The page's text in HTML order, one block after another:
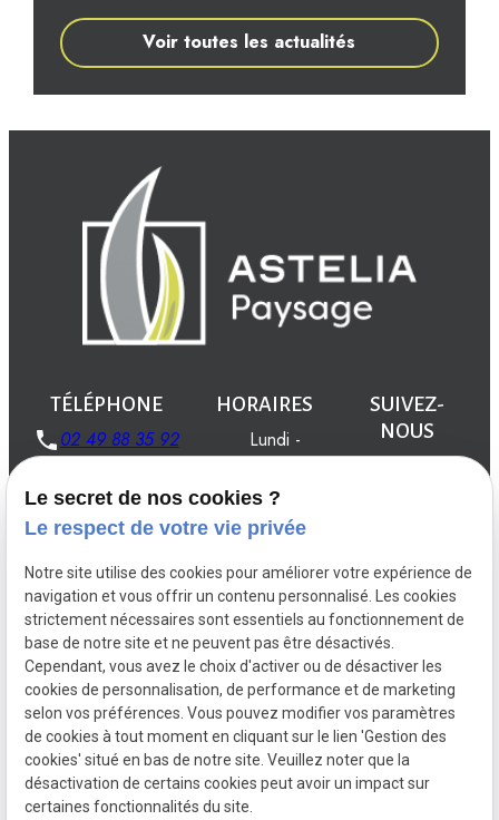
Voir toutes les actualités
TÉLÉPHONE
02 49 88 35 92
HORAIRES
Lundi -
08:00 -
19:00
SUIVEZ-
NOUS
Créations Aménagements
Entretien du
jardin
Installations
Maçonnerie d'extérieur
Mentions
Politique de
Gestion
Plan du
Le secret de nos cookies ?
Le respect de votre vie privée
Notre site utilise des cookies pour améliorer votre expérience de
navigation et vous offrir un contenu personnalisé. Les cookies
strictement nécessaires sont essentiels au fonctionnement de
base de notre site et ne peuvent pas être désactivés.
Cependant, vous avez le choix d'activer ou de désactiver les
cookies de personnalisation, de performance et de marketing
selon vos préférences. Vous pouvez modifier vos paramètres
de cookies à tout moment en cliquant sur le lien 'Gestion des
cookies' situé en bas de notre site. Veuillez noter que la
désactivation de certains cookies peut avoir un impact sur
certaines fonctionnalités du site.